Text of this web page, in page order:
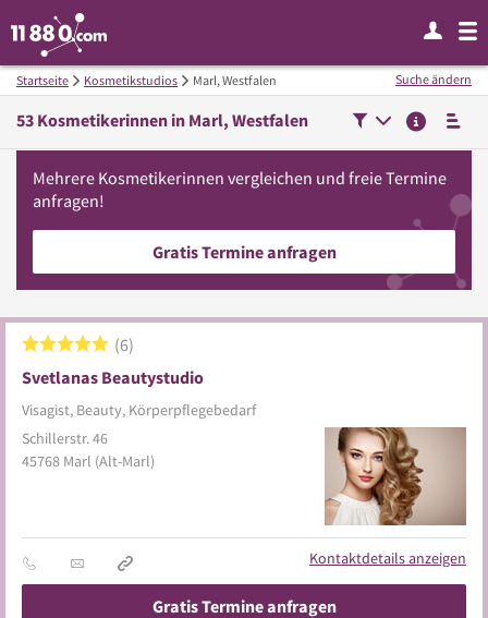
Startseite Kosmetikstudios Marl, Westfalen
53 Kosmetikerinnen in Marl, Westfalen
Suche ändern
Mehrere Kosmetikerinnen vergleichen und freie Termine
anfragen!
Gratis Termine anfragen
Svetlanas Beautystudio
Visagist, Beauty, Körperpflegebedarf
6
Schillerstr. 46
45768 Marl (Alt-Marl)
Kontaktdetails anzeigen
Gratis Termine anfragen